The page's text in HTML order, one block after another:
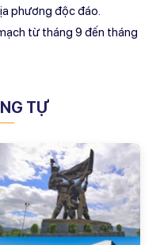
phương độc đáo.
từ tháng 9 đến tháng
TỰ